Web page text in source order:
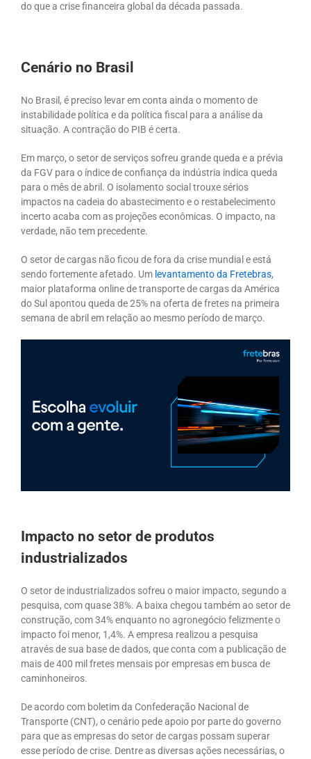
do que a crise financeira global da década passada.
Cenário no Brasil
No Brasil, é preciso levar em conta ainda o momento de
instabilidade política e da política fiscal para a análise da
situação. A contração do PIB é certa.
Em março, o setor de serviços sofreu grande queda e a prévia
da FGV para o índice de confiança da indústria indica queda
para o mês de abril. O isolamento social trouxe sérios
impactos na cadeia do abastecimento e o restabelecimento
incerto acaba com as projeções econômicas. O impacto, na
verdade, não tem precedente.
O setor de cargas não ficou de fora da crise mundial e está
sendo fortemente afetado. Um levantamento da Fretebras,
maior plataforma online de transporte de cargas da América
do Sul apontou queda de 25% na oferta de fretes na primeira
semana de abril em relação ao mesmo período de março.
Impacto no setor de produtos
industrializados
O setor de industrializados sofreu o maior impacto, segundo a
pesquisa, com quase 38%. A baixa chegou também ao setor de
construção, com 34% enquanto no agronegócio felizmente o
impacto foi menor, 1,4%. A empresa realizou a pesquisa
através de sua base de dados, que conta com a publicação de
mais de 400 mil fretes mensais por empresas em busca de
caminhoneiros.
De acordo com boletim da Confederação Nacional de
Transporte (CNT), o cenário pede apoio por parte do governo
para que as empresas do setor de cargas possam superar
esse período de crise. Dentre as diversas ações necessárias, o